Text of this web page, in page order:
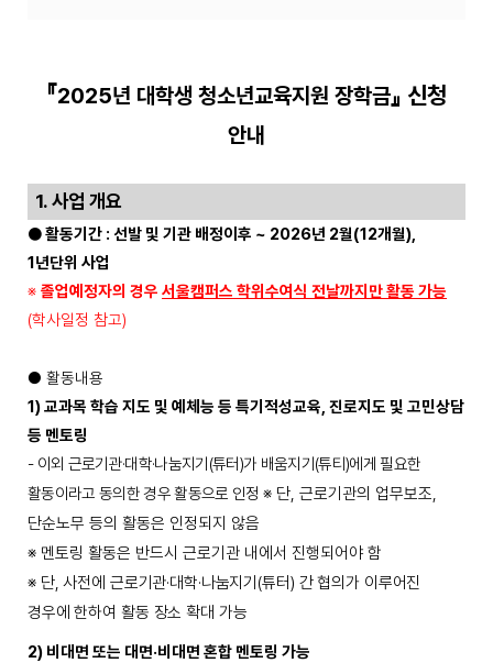
『2025년 대학생 청소년교육지원 장학금』 신청
안내
1. 사업 개요
●활동기간 : 선발 및 기관 배정이후 ~ 2026년 2월(12개월),
1년단위 사업
※ 졸업예정자의 경우 서울캠퍼스 학위수여식 전날까지만 활동 가능
(학사일정 참고)
● 활동내용
1)교과목 학습 지도 및 예체능 등 특기적성교육, 진로지도 및 고민상담
등 멘토링
- 이외 근로기관·대학·나눔지기(튜터)가 배움지기(튜티)에게 필요한
활동이라고 동의한 경우 활동으로 인정 ※ 단, 근로기관의 업무보조,
단순노무 등의 활동은 인정되지 않음
※ 멘토링 활동은 반드시 근로기관 내에서 진행되어야 함
※ 단,사전에 근로기관·대학·나눔지기 (튜터) 간 협의가 이루어진
경우에 한하여 활동 장소 확대 가능
2) 비대면 또는 대면·비대면 혼합 멘토링 가능